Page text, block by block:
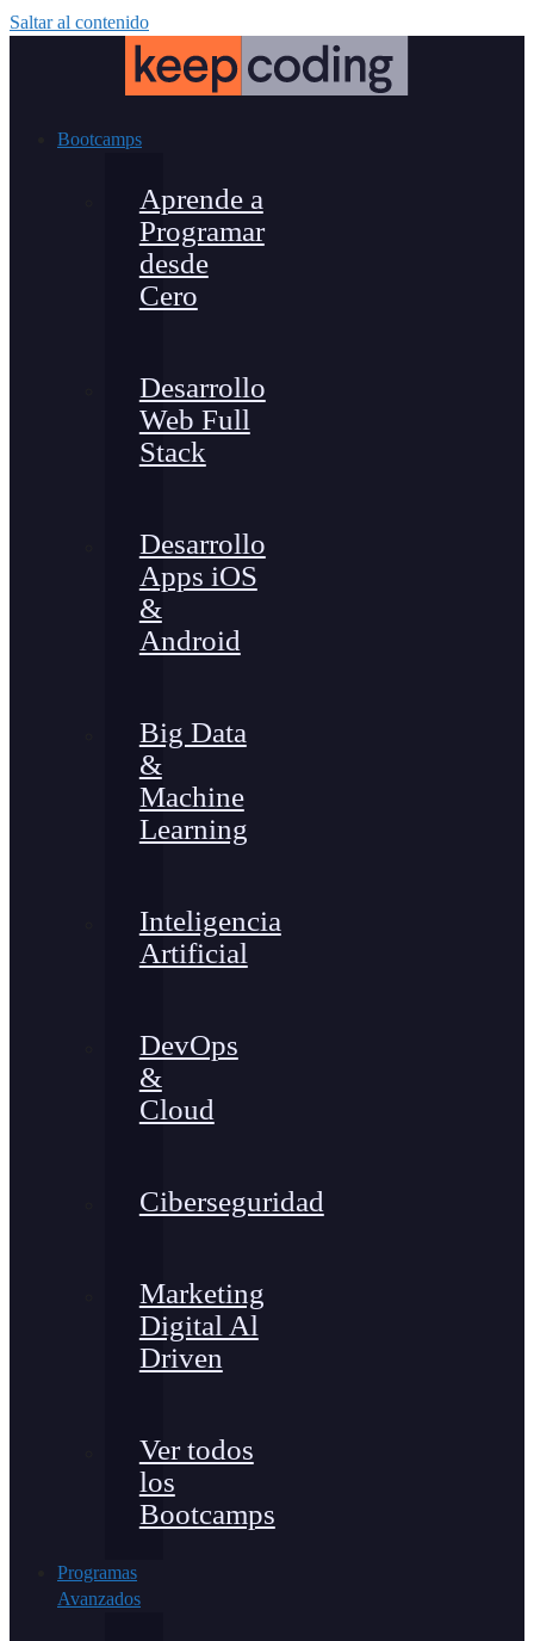
Saltar al contenido
Bootcamps
Aprende a
Programar
desde
Cero
Desarrollo
Web Full
Stack
Desarrollo
Apps iOS
&
Android
Big Data
&
Machine
Learning
Inteligencia
Artificial
DevOps
&
Cloud
Ciberseguridad
Marketing
Digital Al
Driven
Ver todos
los
Bootcamps
Programas
Avanzados